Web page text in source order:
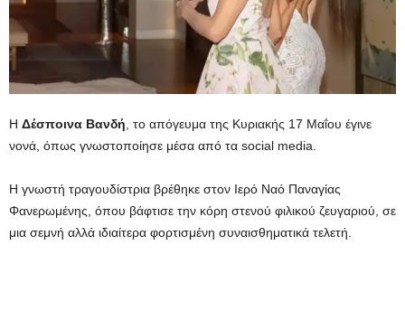
Η Δέσποινα Βανδή , το απόγευμα της Κυριακής 17 Μαΐου έγινε
νονά, όπως γνωστοποίησε μέσα από τα social media.
Η γνωστή τραγουδίστρια βρέθηκε στον Ιερό Ναό Παναγίας
Φανερωμένης, όπου βάφτισε την κόρη στενού φιλικού ζευγαριού, σε
μια σεμνή αλλά ιδιαίτερα φορτισμένη συναισθηματικά τελετή.